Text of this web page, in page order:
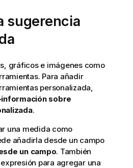
sugerencia
gráficos e imágenes como
Para añadir
personalizada,
información sobre
.
una medida como
añadirla desde un campo
un campo. También
para agregar una